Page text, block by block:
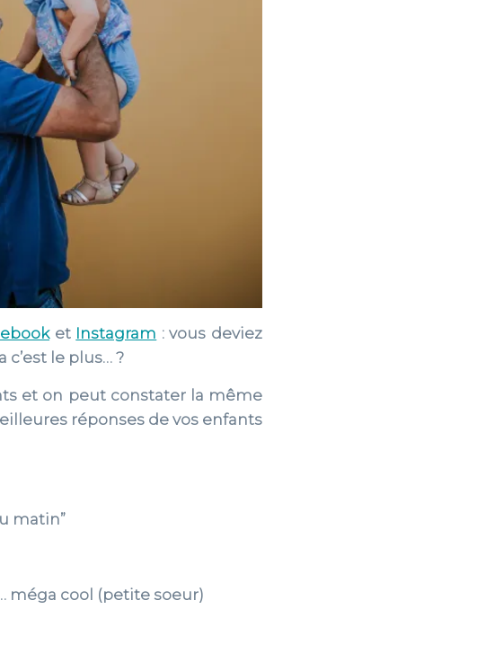
et Instagram : vous deviez
le plus… ?
et on peut constater la même
réponses de vos enfants
matin”
méga cool (petite soeur)